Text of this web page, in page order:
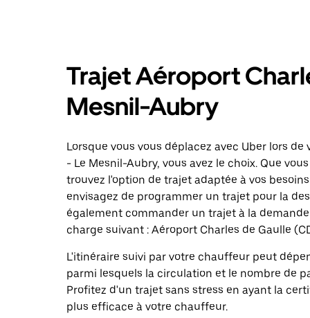
Trajet Aéroport
Mesnil-Aubry
Lorsque vous vous déplacez avec Uber lors
- Le Mesnil-Aubry, vous avez le choix. Que
trouvez l'option de trajet adaptée à vos
envisagez de programmer un trajet pour la
également commander un trajet à la
charge suivant : Aéroport Charles de Gaulle
L'itinéraire suivi par votre chauffeur peut
parmi lesquels la circulation et le nombre de
Profitez d'un trajet sans stress en ayant la
plus efficace à votre chauffeur.